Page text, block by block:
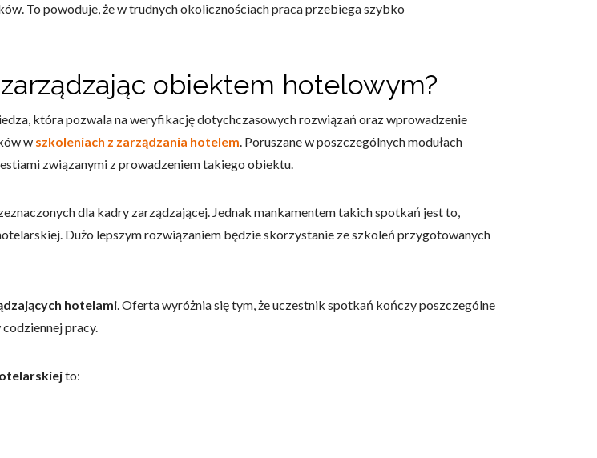
To powoduje, że w trudnych okolicznościach praca przebiega szybko
obiektem hotelowym?
która pozwala na weryfikację dotychczasowych rozwiązań oraz wprowadzenie
w szkoleniach z zarządzania hotelem. Poruszane w poszczególnych modułach
związanymi z prowadzeniem takiego obiektu.
dla kadry zarządzającej. Jednak mankamentem takich spotkań jest to,
Dużo lepszym rozwiązaniem będzie skorzystanie ze szkoleń przygotowanych
hotelami.Oferta wyróżnia się tym, że uczestnik spotkań kończy poszczególne
pracy.
to:
i reklam, aby oferować funkcje społecznościowe i analizować ruch w
witryny, udostępniamy partnerom społecznościowym, reklamowym i
funkcji witryny i witryna nie będzie działać w zamierzony
danych umożliwiających identyfikację osoby.
informacji, które zmieniają wygląd lub funkcjonowanie strony,
użytkownik.
zrozumieć, w jaki sposób różni użytkownicy zachowują się
użytkowników na stronach internetowych. Celem jest wyświetlanie
użytkowników i tym samym bardziej cenne dla wydawców i